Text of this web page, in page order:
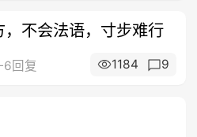
不会法语，寸步难行
回复 1184 9